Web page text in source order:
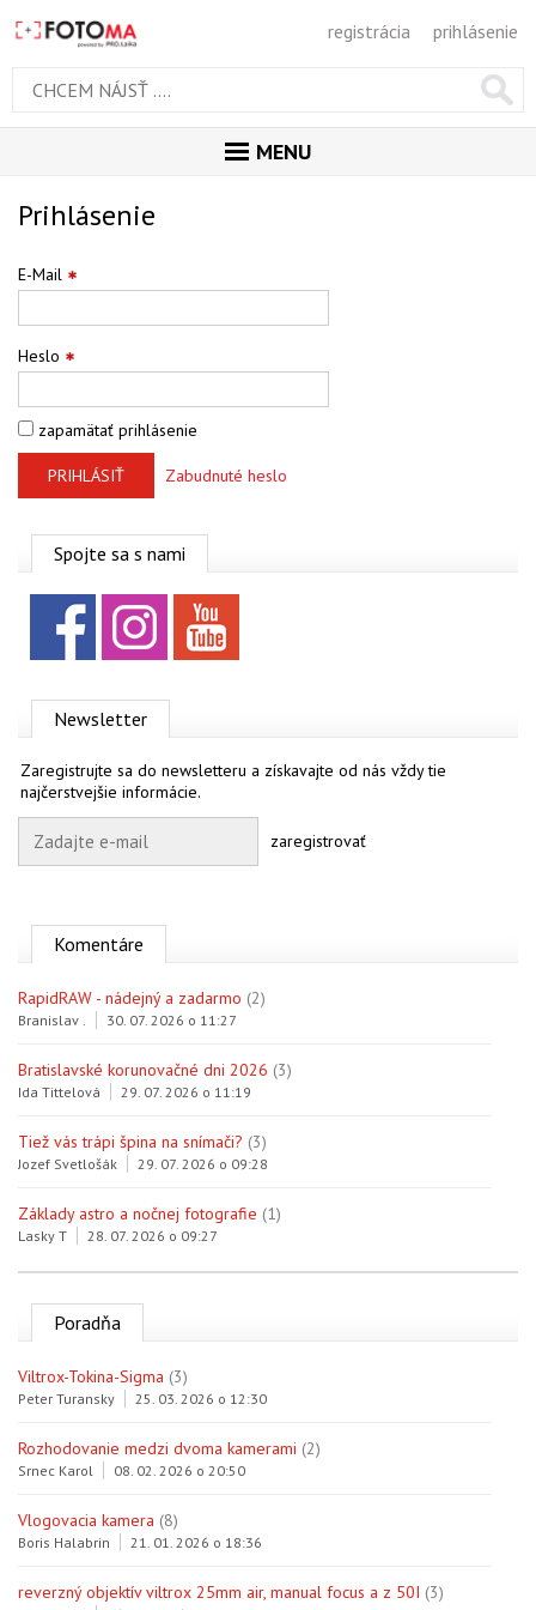
registrácia prihlásenie
MENU
GALÉRIA
Prihlásenie
E-Mail
Heslo
zapamätať prihlásenie
PRIHLÁSIŤ Zabudnuté heslo
Spojte sa s nami
Facebook
Newsletter
Zaregistrujte sa do newsletteru a získavajte od nás vždy tie
najčerstvejšie informácie.
zaregistrovať
Komentáre
RapidRAW - nádejný a zadarmo (2)
Branislav . 30. 07. 2026 o 11:27
Bratislavské korunovačné dni 2026 (3)
Ida Tittelová 29. 07. 2026 o 11:19
Tiež vás trápi špina na snímači? (3)
Jozef Svetlošák 29. 07. 2026 o 09:28
Základy astro a nočnej fotografie (1)
Lasky T 28. 07. 2026 o 09:27
Poradňa
Viltrox-Tokina-Sigma (3)
Peter Turansky 25. 03. 2026 o 12:30
Rozhodovanie medzi dvoma kamerami (2)
Srnec Karol 08. 02. 2026 o 20:50
Vlogovacia kamera (8)
Boris Halabrin 21. 01. 2026 o 18:36
reverzný objektív viltrox 25mm air, manual focus a z 50I (3)